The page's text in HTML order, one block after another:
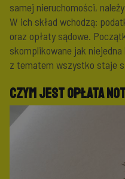
samej nieruchomości,
W ich skład wchodzą:
oraz opłaty sądowe.
skomplikowane jak
z tematem wszystko staje
Czym jest opłata